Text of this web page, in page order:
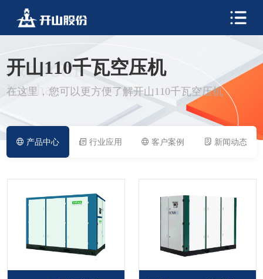
PRODUCT
Kaishan
开山110千瓦空压机
在这里，您可以更方便了解开山110千瓦空压机
产品中心 行业应用 客户案例 新闻动态